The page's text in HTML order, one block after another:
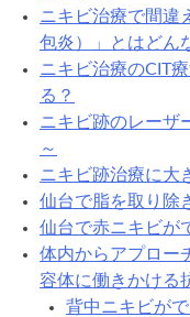
ニキビ治療で間違
包炎）」とはどん
ニキビ治療のCIT
る？
ニキビ跡のレーザ
～
ニキビ跡治療に大
仙台で脂を取り除
仙台で赤ニキビが
体内からアプロー
容体に働きかける
背中ニキビが